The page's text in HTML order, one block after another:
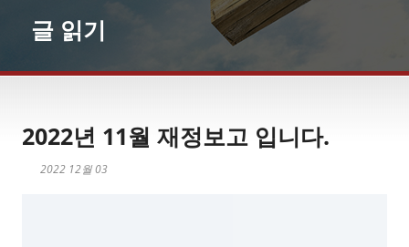
글 읽기
2022년 11월 재정보고 입니다.
2022 12월 03